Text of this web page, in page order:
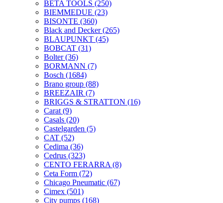
BETA TOOLS (250)
BIEMMEDUE (23)
BISONTE (360)
Black and Decker(265)
BLAUPUNKT (45)
BOBCAT (31)
Bolter(36)
BORMANN (7)
Bosch (1684)
Brano group (88)
BREEZAIR (7)
BRIGGS & STRATTON (16)
Carat (9)
Casals (20)
Castelgarden (5)
CAT (52)
Cedima (36)
Cedrus (323)
CENTO FERARRA (8)
Ceta Form (72)
Chicago Pneumatic (67)
Cimex (501)
City pumps (168)